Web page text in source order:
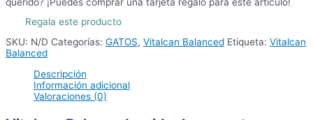
querido? ¡Puedes comprar una tarjeta regalo para este artículo!
Regala este producto
SKU: N/D Categorías: GATOS, Vitalcan Balanced Etiqueta: Vitalcan
Balanced
Descripción
Información adicional
Valoraciones (0)